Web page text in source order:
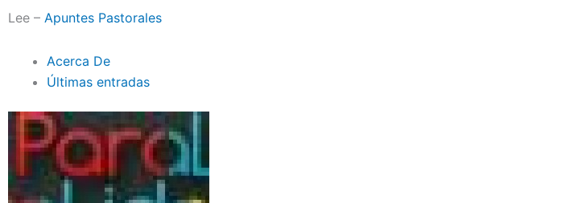
Lee – Apuntes Pastorales
Acerca De
Últimas entradas